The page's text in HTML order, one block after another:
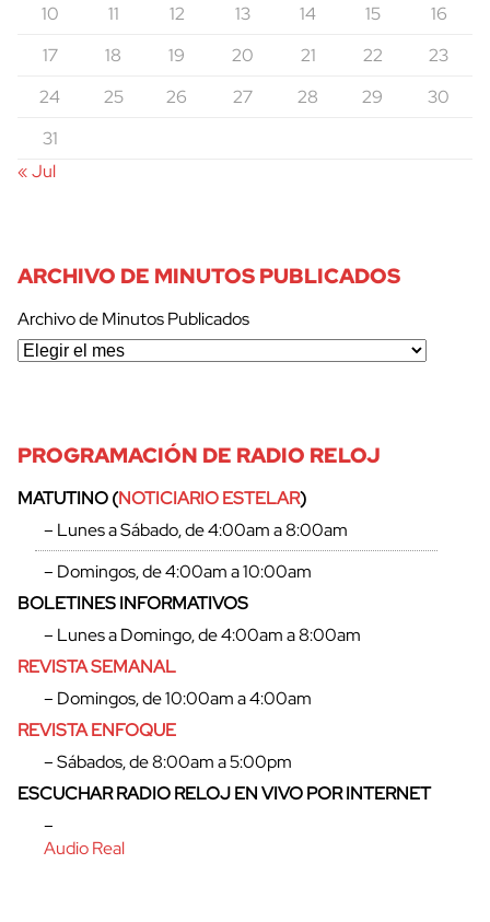
10
11 12 13 14 15
16
17
18 19 20 21 22
23
24
25 26 27 28 29
30
31
« Jul
ARCHIVO DE MINUTOS PUBLICADOS
Archivo de Minutos Publicados
PROGRAMACIÓN DE RADIO RELOJ
MATUTINO (NOTICIARIO ESTELAR)
– Lunes a Sábado, de 4:00am a 8:00am
– Domingos, de 4:00am a 10:00am
BOLETINES INFORMATIVOS
– Lunes a Domingo, de 4:00am a 8:00am
REVISTA SEMANAL
– Domingos, de 10:00am a 4:00am
REVISTA ENFOQUE
– Sábados, de 8:00am a 5:00pm
ESCUCHAR RADIO RELOJ EN VIVO POR INTERNET
–
Audio Real